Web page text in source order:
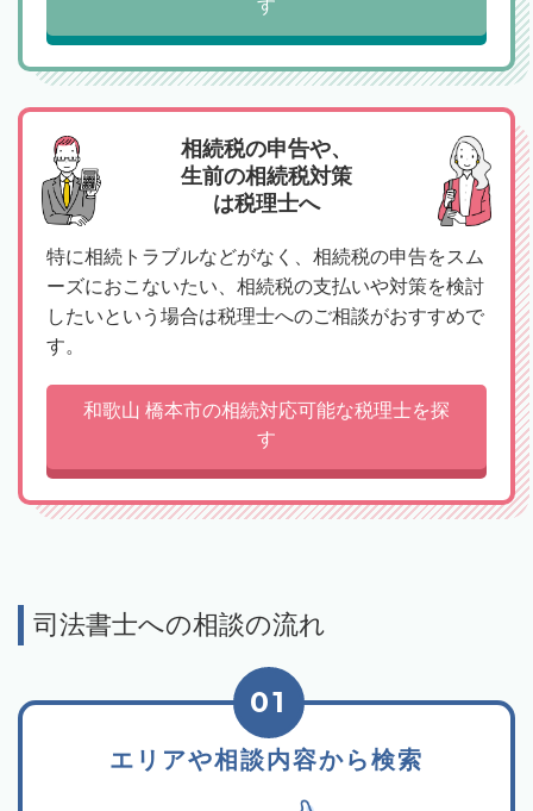
す
相続税の申告や、
生前の相続税対策
は税理士へ
特に相続トラブルなどがなく、相続税の申告をスム
ーズにおこないたい、相続税の支払いや対策を検討
したいという場合は税理士へのご相談がおすすめで
す。
和歌山 橋本市の相続対応可能な税理士を探
す
司法書士への相談の流れ
エリアや相談内容から検索
01